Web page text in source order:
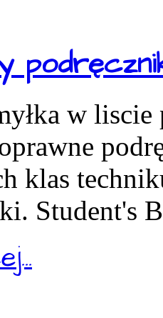
w
klas
Student's